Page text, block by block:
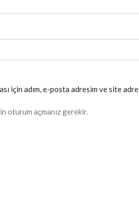
için adım, e-posta adresim ve site
oturum açmanız gerekir.